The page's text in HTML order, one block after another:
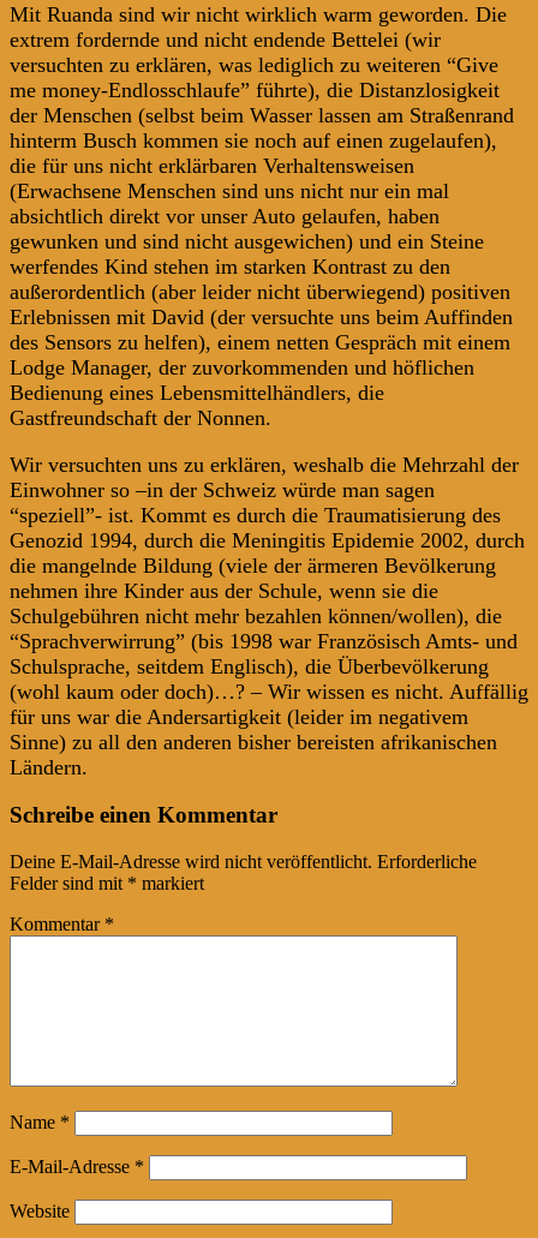
Mit Ruanda sind wir nicht wirklich warm geworden. Die
extrem fordernde und nicht endende Bettelei (wir
versuchten zu erklären, was lediglich zu weiteren “Give
me money-Endlosschlaufe” führte), die Distanzlosigkeit
der Menschen (selbst beim Wasser lassen am Straßenrand
hinterm Busch kommen sie noch auf einen zugelaufen),
die für uns nicht erklärbaren Verhaltensweisen
(Erwachsene Menschen sind uns nicht nur ein mal
absichtlich direkt vor unser Auto gelaufen, haben
gewunken und sind nicht ausgewichen) und ein Steine
werfendes Kind stehen im starken Kontrast zu den
außerordentlich (aber leider nicht überwiegend) positiven
Erlebnissen mit David (der versuchte uns beim Auffinden
des Sensors zu helfen), einem netten Gespräch mit einem
Lodge Manager, der zuvorkommenden und höflichen
Bedienung eines Lebensmittelhändlers, die
Gastfreundschaft der Nonnen.
Wir versuchten uns zu erklären, weshalb die Mehrzahl der
Einwohner so –in der Schweiz würde man sagen
“speziell”- ist. Kommt es durch die Traumatisierung des
Genozid 1994, durch die Meningitis Epidemie 2002, durch
die mangelnde Bildung (viele der ärmeren Bevölkerung
nehmen ihre Kinder aus der Schule, wenn sie die
Schulgebühren nicht mehr bezahlen können/wollen), die
“Sprachverwirrung” (bis 1998 war Französisch Amts- und
Schulsprache, seitdem Englisch), die Überbevölkerung
(wohl kaum oder doch)…? – Wir wissen es nicht. Auffällig
für uns war die Andersartigkeit (leider im negativem
Sinne) zu all den anderen bisher bereisten afrikanischen
Ländern.
Post
navigation
←
→
Schreibe einen Kommentar
Deine E-Mail-Adresse wird nicht veröffentlicht. Erforderliche
Felder sind mit * markiert
Kommentar *
Name *
E-Mail-Adresse *
Website